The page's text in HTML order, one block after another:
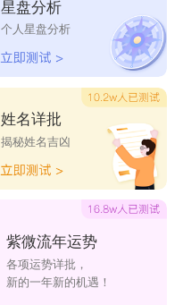
星盘分析
个人星盘分析
姓名详批
揭秘姓名吉凶
紫微流年运势
各项运势详批，
新的一年新的机遇！